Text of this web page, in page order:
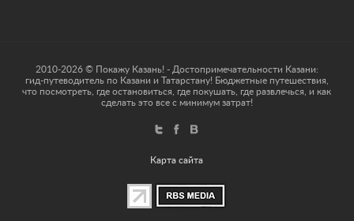
2010-2026 © Покажу Казань! - Достопримечательности Казани:
гид-путеводитель по Казани и Татарстану! Бюджетные путешествия,
что посмотреть, где остановиться, где покушать, где развлечься, и как
сделать это все с минимум затрат!
Карта сайта